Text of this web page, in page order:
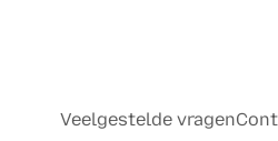
Veelgestelde vragen